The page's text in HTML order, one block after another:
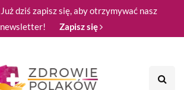
Już dziś zapisz się, aby otrzymywać nasz
newsletter!
Zapisz się